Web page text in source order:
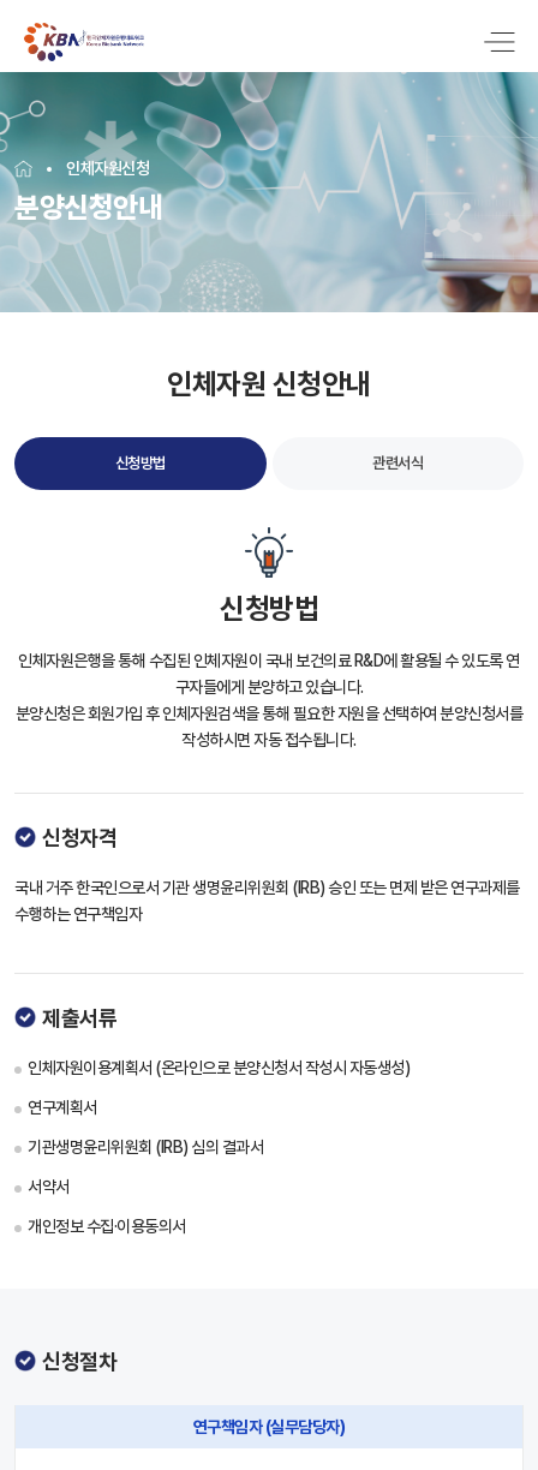
인체자원신청
분양신청안내
인체자원 신청안내
신청방법 관련서식
신청방법
인체자원은행을 통해 수집된 인체자원이 국내 보건의료 R&D에 활용될 수 있도록 연
구자들에게 분양하고 있습니다.
분양신청은 회원가입 후 인체자원검색을 통해 필요한 자원을 선택하여 분양신청서를
작성하시면 자동 접수됩니다.
신청자격
국내 거주 한국인으로서 기관 생명윤리위원회 (IRB) 승인 또는 면제 받은 연구과제를
수행하는 연구책임자
제출서류
인체자원이용계획서 (온라인으로 분양신청서 작성시 자동생성)
연구계획서
기관생명윤리위원회 (IRB) 심의 결과서
서약서
개인정보 수집·이용동의서
신청절차
연구책임자 (실무담당자)